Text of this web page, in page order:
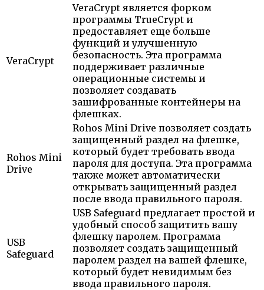
VeraCrypt
VeraCrypt является форком
программы TrueCrypt и
предоставляет еще больше
функций и улучшенную
безопасность. Эта программа
поддерживает различные
операционные системы и
позволяет создавать
зашифрованные контейнеры на
флешках.
Rohos Mini
Drive
Rohos Mini Drive позволяет создать
защищенный раздел на флешке,
который будет требовать ввода
пароля для доступа. Эта программа
также может автоматически
открывать защищенный раздел
после ввода правильного пароля.
USB
Safeguard
USB Safeguard предлагает простой и
удобный способ защитить вашу
флешку паролем. Программа
позволяет создать защищенный
паролем раздел на вашей флешке,
который будет невидимым без
ввода правильного пароля.